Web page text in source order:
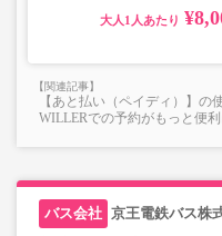
大人
【あと払い（ペイディ）】の
WILLERでの予約がもっと便利
京王電鉄バス株